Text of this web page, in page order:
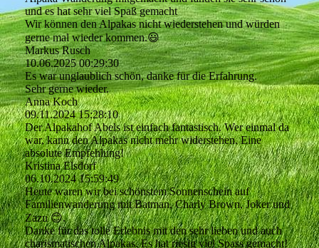
und es hat sehr viel Spaß gemacht
Wir können den Alpakas nicht wiederstehen und würden
gerne mal wieder kommen.😃
Markus Rusch
10.06.2025 00:29:30
Es war unglaublich schön, danke für die Erfahrung.
Sehr gerne wieder.
Anna Koch
09.11.2024 15:28:10
Der Alpakahof Abels ist einfach fantastisch. Wer einmal da
war, kann den Alpakas nicht mehr widerstehen. Eine
absolute Empfehlung!
Kristina Elsdorf
06.10.2024 15:59:49
Heute waren wir bei schönstem Sonnenschein auf
Familienwanderung mit Batman, Charly Brown, Joker und
Zazu 😊.
Danke für das tolle Erlebnis mit den sehr lieben und auch
charismatischen Alpakas. Es hat riesig viel Spass gemacht!